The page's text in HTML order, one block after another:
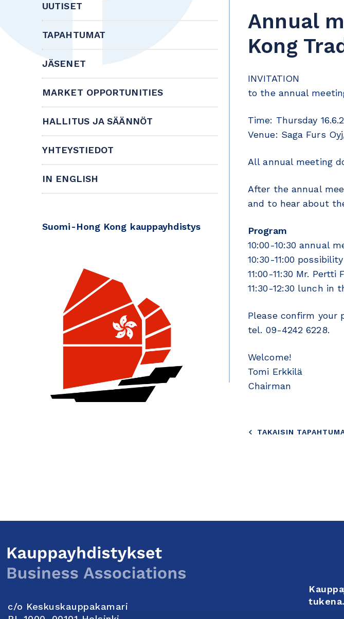
UUTISET
TAPAHTUMAT
JÄSENET
MARKET OPPORTUNITIES
HALLITUS JA SÄÄNNÖT
YHTEYSTIEDOT
IN ENGLISH
Suomi-Hong Kong kauppayhdistys
Annual
Kong
INVITATION
to the annual
Time: Thursday
Venue: Saga Furs
All annual meeting
After the annual
and to hear about
Program
10:00-10:30 annual
10:30-11:00
11:00-11:30 Mr.
11:30-12:30 lunch in
Please confirm your
tel. 09-4242 6228.
Welcome!
Tomi Erkkilä
Chairman
TAKAISIN
c/o Keskuskauppakamari
tukena.